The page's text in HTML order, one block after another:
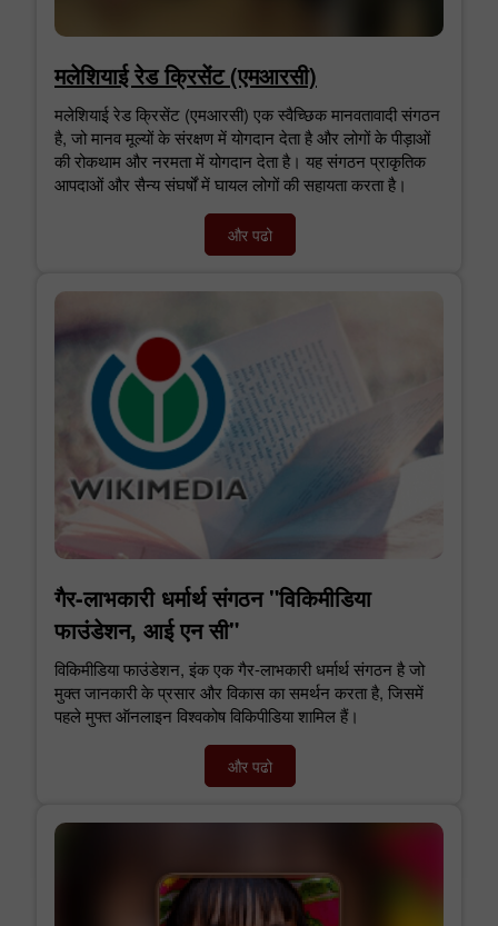
मलेशियाई रेड क्रिसेंट (एमआरसी)
मलेशियाई रेड क्रिसेंट (एमआरसी) एक स्वैच्छिक मानवतावादी संगठन
है, जो मानव मूल्यों के संरक्षण में योगदान देता है और लोगों के पीड़ाओं
की रोकथाम और नरमता में योगदान देता है। यह संगठन प्राकृतिक
आपदाओं और सैन्य संघर्षों में घायल लोगों की सहायता करता है।
और पढो
गैर-लाभकारी धर्मार्थ संगठन "विकिमीडिया
फाउंडेशन, आई एन सी"
विकिमीडिया फाउंडेशन, इंक एक गैर-लाभकारी धर्मार्थ संगठन है जो
मुक्त जानकारी के प्रसार और विकास का समर्थन करता है, जिसमें
पहले मुफ्त ऑनलाइन विश्वकोष विकिपीडिया शामिल हैं।
और पढो